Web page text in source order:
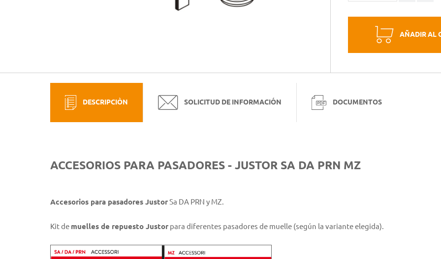
AÑADIR AL
DESCRIPCIÒN SOLICITUD DE INFORMACIÓN DOCUMENTOS
ACCESORIOS PARA PASADORES - JUSTOR SA DA PRN MZ
Accesorios para pasadores JustorSa DA PRN y MZ.
Kit de muelles de repuesto Justor para diferentes pasadores de muelle (según la variante elegida).